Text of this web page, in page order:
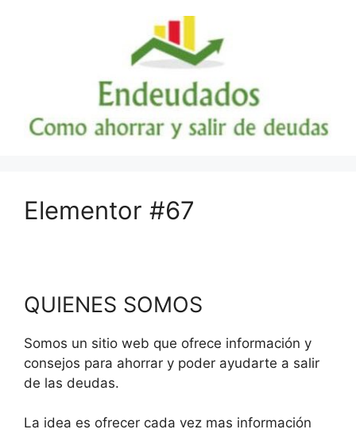
Elementor #67
QUIENES SOMOS
Somos un sitio web que ofrece información y
consejos para ahorrar y poder ayudarte a salir
de las deudas.
La idea es ofrecer cada vez mas información